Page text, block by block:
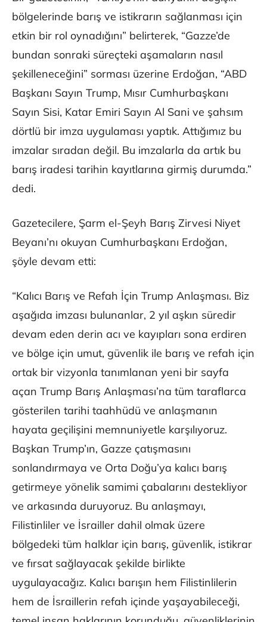
bölgelerinde barış ve istikrarın sağlanması için
etkin bir rol oynadığını” belirterek, “Gazze’de
bundan sonraki süreçteki aşamaların nasıl
şekilleneceğini” sorması üzerine Erdoğan, “ABD
Başkanı Sayın Trump, Mısır Cumhurbaşkanı
Sayın Sisi, Katar Emiri Sayın Al Sani ve şahsım
dörtlü bir imza uygulaması yaptık. Attığımız bu
imzalar sıradan değil. Bu imzalarla da artık bu
barış iradesi tarihin kayıtlarına girmiş durumda.”
dedi.
Gazetecilere, Şarm el-Şeyh Barış Zirvesi Niyet
Beyanı’nı okuyan Cumhurbaşkanı Erdoğan,
şöyle devam etti:
“Kalıcı Barış ve Refah İçin Trump Anlaşması. Biz
aşağıda imzası bulunanlar, 2 yıl aşkın süredir
devam eden derin acı ve kayıpları sona erdiren
ve bölge için umut, güvenlik ile barış ve refah için
ortak bir vizyonla tanımlanan yeni bir sayfa
açan Trump Barış Anlaşması’na tüm taraflarca
gösterilen tarihi taahhüdü ve anlaşmanın
hayata geçilişini memnuniyetle karşılıyoruz.
Başkan Trump’ın, Gazze çatışmasını
sonlandırmaya ve Orta Doğu’ya kalıcı barış
getirmeye yönelik samimi çabalarını destekliyor
ve arkasında duruyoruz. Bu anlaşmayı,
Filistinliler ve İsrailler dahil olmak üzere
bölgedeki tüm halklar için barış, güvenlik, istikrar
ve fırsat sağlayacak şekilde birlikte
uygulayacağız. Kalıcı barışın hem Filistinlilerin
hem de İsraillerin refah içinde yaşayabileceği,